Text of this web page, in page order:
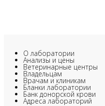
О лаборатории
Анализы и цены
Ветеринарные центры
Владельцам
Врачам и клиникам
Бланки лаборатории
Банк донорской крови
Адреса лабораторий